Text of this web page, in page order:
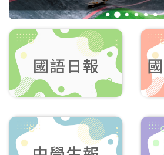
1 3 4 5 6